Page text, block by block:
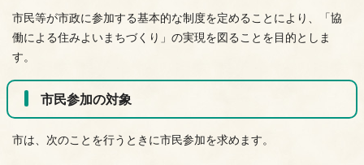
市民等が市政に参加する基本的な制度を定めることにより、「協
働による住みよいまちづくり」の実現を図ることを目的としま
す。
市民参加の対象
市は、次のことを行うときに市民参加を求めます。